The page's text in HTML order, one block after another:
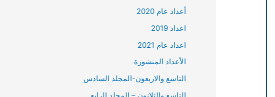
أعداد عام 2020
اعداد 2019
اعداد عام 2021
الأعداد المنشورة
التاسع والاربعون-المجلد السادس